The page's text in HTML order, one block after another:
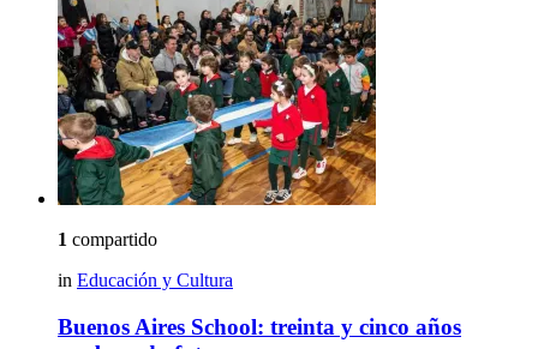
1 compartido
in Educación y Cultura
Buenos Aires School: treinta y cinco años